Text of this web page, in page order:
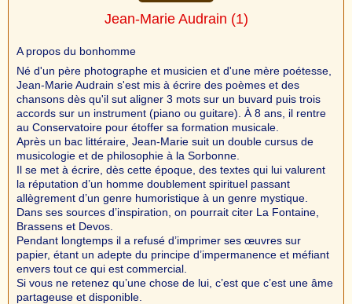
Jean-Marie Audrain (1)
A propos du bonhomme
Né d'un père photographe et musicien et d'une mère poétesse,
Jean-Marie Audrain s'est mis à écrire des poèmes et des
chansons dès qu'il sut aligner 3 mots sur un buvard puis trois
accords sur un instrument (piano ou guitare). À 8 ans, il rentre
au Conservatoire pour étoffer sa formation musicale.
Après un bac littéraire, Jean-Marie suit un double cursus de
musicologie et de philosophie à la Sorbonne.
Il se met à écrire, dès cette époque, des textes qui lui valurent
la réputation d’un homme doublement spirituel passant
allègrement d’un genre humoristique à un genre mystique.
Dans ses sources d’inspiration, on pourrait citer La Fontaine,
Brassens et Devos.
Pendant longtemps il a refusé d’imprimer ses œuvres sur
papier, étant un adepte du principe d’impermanence et méfiant
envers tout ce qui est commercial.
Si vous ne retenez qu’une chose de lui, c’est que c’est une âme
partageuse et disponible.